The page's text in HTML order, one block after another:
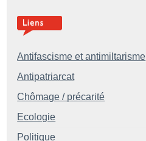
Antifascisme et antimiltarisme
Antipatriarcat
Chômage / précarité
Ecologie
Politique